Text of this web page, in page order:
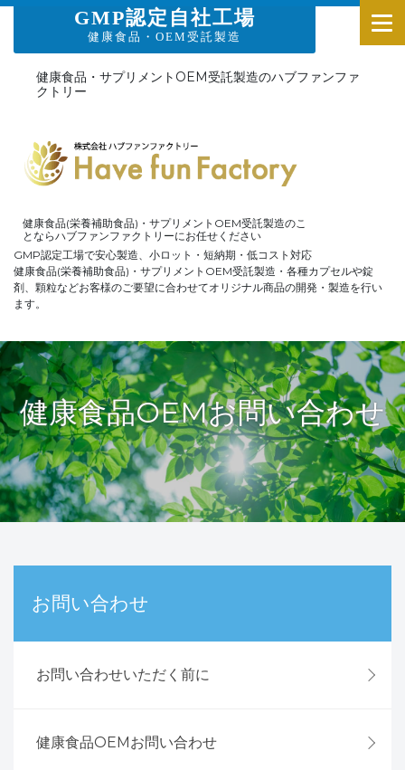
GMP認定自社工場
健康食品・OEM受託製造
健康食品・サプリメントOEM受託製造のハブファンファ
クトリー
健康食品(栄養補助食品)・サプリメントOEM受託製造のこ
とならハブファンファクトリーにお任せください
GMP認定工場で安心製造、小ロット・短納期・低コスト対応
健康食品(栄養補助食品)・サプリメントOEM受託製造・各種カプセルや錠
剤、顆粒などお客様のご要望に合わせてオリジナル商品の開発・製造を行い
ます。
健康食品OEMお問い合わせ
お問い合わせ
お問い合わせいただく前に
健康食品OEMお問い合わせ